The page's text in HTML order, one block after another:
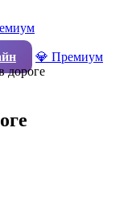
💎 Премиум
дороге